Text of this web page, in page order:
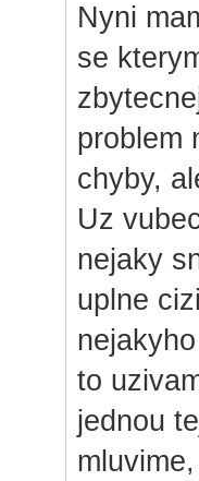
Nyni
se
problem
chyby,
Uz
nejaky
uplne
to
jednou